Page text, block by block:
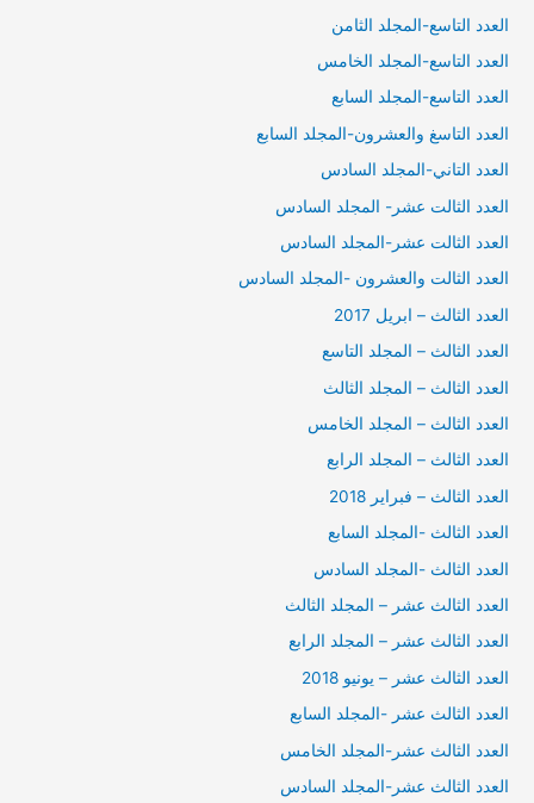
العدد التاسع-المجلد الثامن
العدد التاسع-المجلد الخامس
العدد التاسع-المجلد السابع
العدد التاسغ والعشرون-المجلد السابع
العدد التاني-المجلد السادس
العدد الثالت عشر- المجلد السادس
العدد الثالت عشر-المجلد السادس
العدد الثالت والعشرون -المجلد السادس
العدد الثالث – ابريل 2017
العدد الثالث – المجلد التاسع
العدد الثالث – المجلد الثالث
العدد الثالث – المجلد الخامس
العدد الثالث – المجلد الرابع
العدد الثالث – فبراير 2018
العدد الثالث -المجلد السابع
العدد الثالث -المجلد السادس
العدد الثالث عشر – المجلد الثالث
العدد الثالث عشر – المجلد الرابع
العدد الثالث عشر – يونيو 2018
العدد الثالث عشر -المجلد السابع
العدد الثالث عشر-المجلد الخامس
العدد الثالث عشر-المجلد السادس